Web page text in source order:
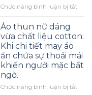
dàng
giờ
không
soát
giác
đói,
gây
Chức năng bình luận bị tắtở
quần
mùa
hè
Áo thun nữ dáng
vừa chất liệu cotton:
Khi chi tiết may áo
ẩn chứa sự thoải mái
khiến người mặc bất
ngờ.
Chức năng bình luận bị tắtở